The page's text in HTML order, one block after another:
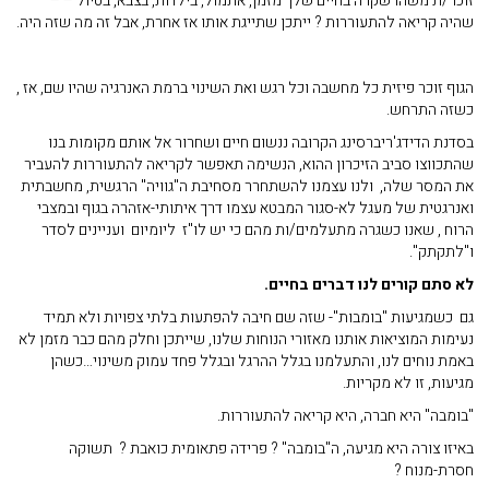
שהיה קריאה להתעוררות ? ייתכן שתייגת אותו אז אחרת, אבל זה מה שזה היה.
הגוף זוכר פיזית כל מחשבה וכל רגש ואת השינוי ברמת האנרגיה שהיו שם, אז ,
כשזה התרחש.
בסדנת הדידג'ריברסינג הקרובה ננשום חיים ושחרור אל אותם מקומות בנו
שהתכווצו סביב הזיכרון ההוא, הנשימה תאפשר לקריאה להתעוררות להעביר
את המסר שלה, ולנו עצמנו להשתחרר מסחיבת ה"גוויה" הרגשית, מחשבתית
ואנרגטית של מעגל לא-סגור המבטא עצמו דרך איתותי-אזהרה בגוף ובמצבי
הרוח , שאנו כשגרה מתעלמים/ות מהם כי יש לו"ז ליומיום ועניינים לסדר
ו"לתקתק".
לא סתם קורים לנו דברים בחיים.
גם כשמגיעות "בומבות"- שזה שם חיבה להפתעות בלתי צפויות ולא תמיד
נעימות המוציאות אותנו מאזורי הנוחות שלנו, שייתכן וחלק מהם כבר מזמן לא
באמת נוחים לנו, והתעלמנו בגלל ההרגל ובגלל פחד עמוק משינוי…כשהן
מגיעות, זו לא מקריות.
"בומבה" היא חברה, היא קריאה להתעוררות.
באיזו צורה היא מגיעה, ה"בומבה" ? פרידה פתאומית כואבת ? תשוקה
חסרת-מנוח ?